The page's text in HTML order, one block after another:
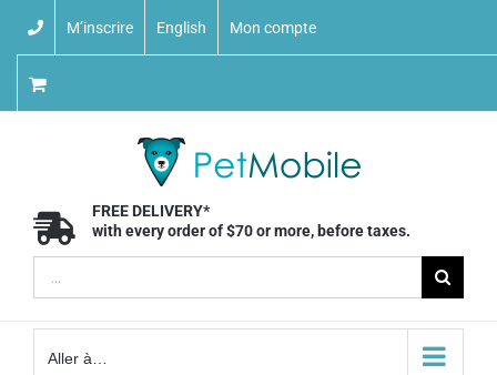
content
M’inscrire English Mon compte
FREE DELIVERY*
with every order of $70 or more, before taxes.
sur
le
site
Aller à…